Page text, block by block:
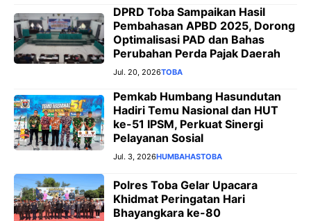
DPRD Toba Sampaikan Hasil
Pembahasan APBD 2025, Dorong
Optimalisasi PAD dan Bahas
Perubahan Perda Pajak Daerah
Jul. 20, 2026TOBA
Pemkab Humbang Hasundutan
Hadiri Temu Nasional dan HUT
ke-51 IPSM, Perkuat Sinergi
Pelayanan Sosial
Jul. 3, 2026HUMBAHASTOBA
Polres Toba Gelar Upacara
Khidmat Peringatan Hari
Bhayangkara ke-80